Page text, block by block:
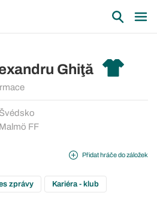
Ghiţă
Švédsko
Malmö FF
Přidat hráče do záložek
zprávy Kariéra - klub